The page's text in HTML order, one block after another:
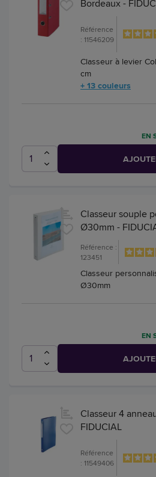
Bordeaux -
Référence
: 11546209
Classeur à levier
cm
+ 13 couleurs
EN
Classeur souple
Ø30mm -
Référence :
123451
Classeur
Ø30mm
EN
Classeur 4
FIDUCIAL
Référence
: 11549406